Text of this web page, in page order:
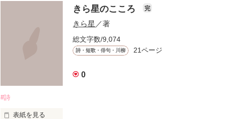
画像や有名なマンガの
読みながら
当ててみて下さい☆
きら星のこころ 完
きら星 ／著
総文字数/9,074
詩・短歌・俳句・川柳 21ページ
0
#詩
表紙を見る